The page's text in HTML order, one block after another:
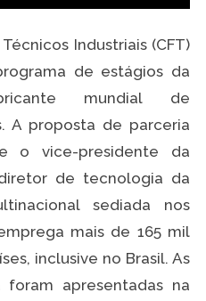
Industriais (CFT)
de estágios da
mundial de
A proposta de parceria
o vice-presidente da
de tecnologia da
sediada nos
mais de 165 mil
inclusive no Brasil. As
apresentadas na